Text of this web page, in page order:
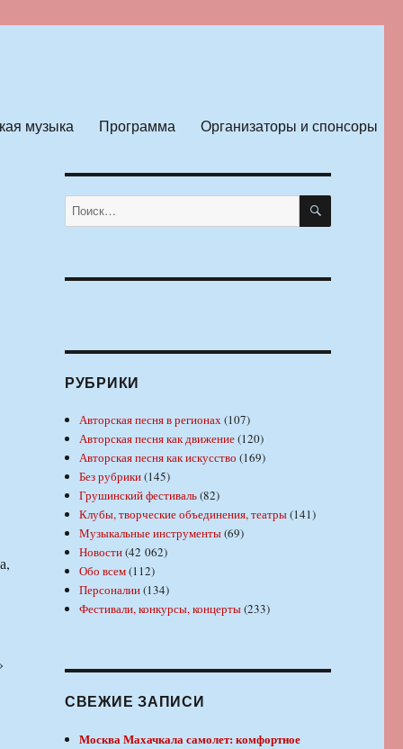
музыка Программа Организаторы и спонсоры
Искать: ПОИСК
РУБРИКИ
Авторская песня в регионах(107)
Авторская песня как движение(120)
Авторская песня как искусство (169)
Без рубрики(145)
Грушинский фестиваль(82)
Клубы, творческие объединения, театры(141)
Музыкальные инструменты(69)
Новости(42 062)
Обо всем(112)
Персоналии(134)
Фестивали, конкурсы, концерты(233)
СВЕЖИЕ ЗАПИСИ
Москва Махачкала самолет: комфортное